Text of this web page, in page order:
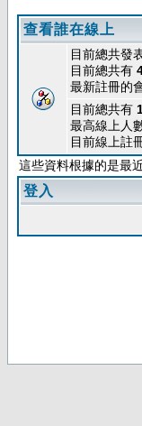
查看誰在線上
目前總共發
目前總共有
最新註冊的
目前總共有
最高線上人
目前線上註
這些資料根據的是最
登入